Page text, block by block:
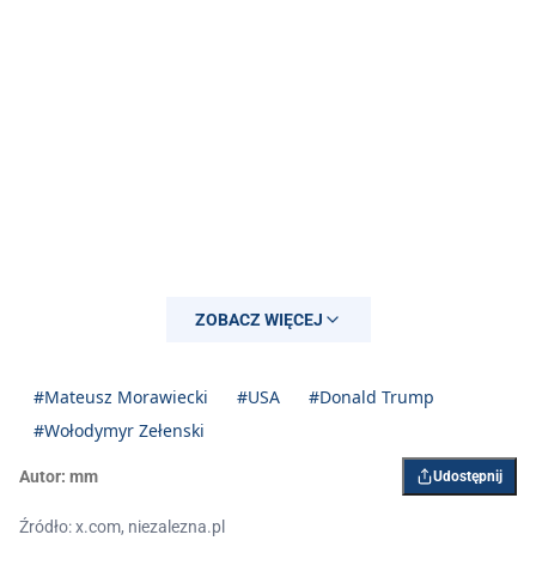
ZOBACZ WIĘCEJ
#Mateusz Morawiecki #USA
#Donald Trump
#Wołodymyr Zełenski
Autor: mm Udostępnij
Źródło: x.com, niezalezna.pl